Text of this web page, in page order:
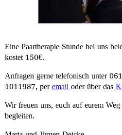
Eine Paartherapie-Stunde bei uns
kostet 150€.
Anfragen gerne telefonisch unter
1011987, peremail oder über das
Wir freuen uns, euch auf eurem
begleiten.